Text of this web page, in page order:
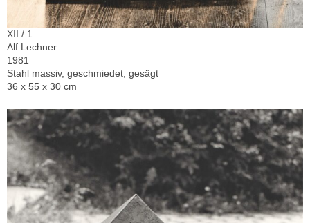
XII / 1
Alf Lechner
1981
Stahl massiv, geschmiedet, gesägt
36 x 55 x 30 cm